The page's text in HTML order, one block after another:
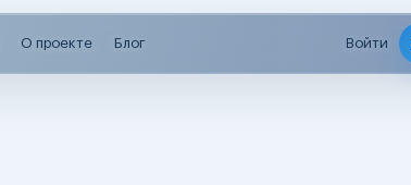
О проекте Блог Войти